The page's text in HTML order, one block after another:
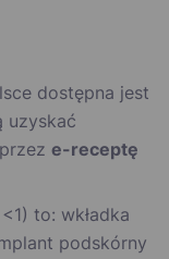
dostępna jest
uzyskać
e-receptę
to: wkładka
podskórny